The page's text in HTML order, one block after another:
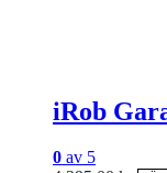
iRob
0 av 5